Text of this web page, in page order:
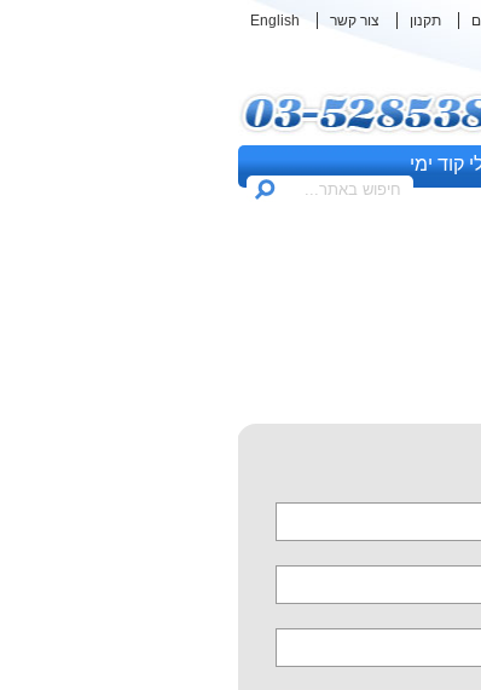
תקנון צור קשר English
קוד ימי